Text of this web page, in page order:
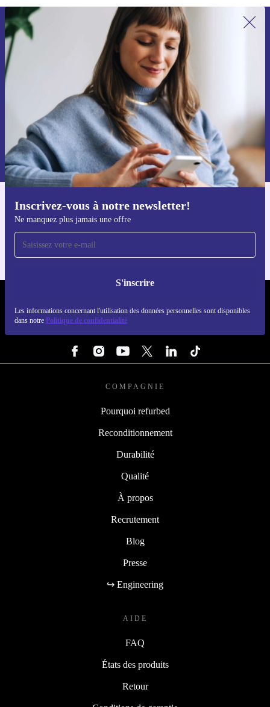
Inscrivez-vous à notre newsletter!
Ne manquez plus jamais une offre
S'inscrire
Les informations concernant l'utilisation des données personnelles sont disponibles
dans notre Politique de confidentialité
Recevoir offres et infos de refurbed
par mail
Ne manquez plus aucune offre.
S'inscrire
Retrouvez les informations sur l'utilisation des données personnelles
dans notre
politique de confidentialité.
Téléchargez l'application refurbed
Pour iOS et Android
COMPAGNIE
Pourquoi refurbed
Reconditionnement
Durabilité
Qualité
À propos
Recrutement
Blog
Presse
↪ Engineering
AIDE
FAQ
États des produits
Retour